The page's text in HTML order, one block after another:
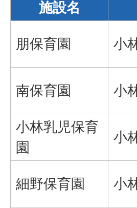
施設名
朋保育園 小
南保育園 小
小林乳児保育
園
小
細野保育園 小